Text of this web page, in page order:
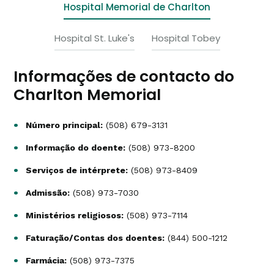
Hospital Memorial de Charlton
Hospital St. Luke's Hospital Tobey
Informações de contacto do
Charlton Memorial
Número principal: (508) 679-3131
Informação do doente: (508) 973-8200
Serviços de intérprete: (508) 973-8409
Admissão: (508) 973-7030
Ministérios religiosos: (508) 973-7114
Faturação/Contas dos doentes: (844) 500-1212
Farmácia: (508) 973-7375